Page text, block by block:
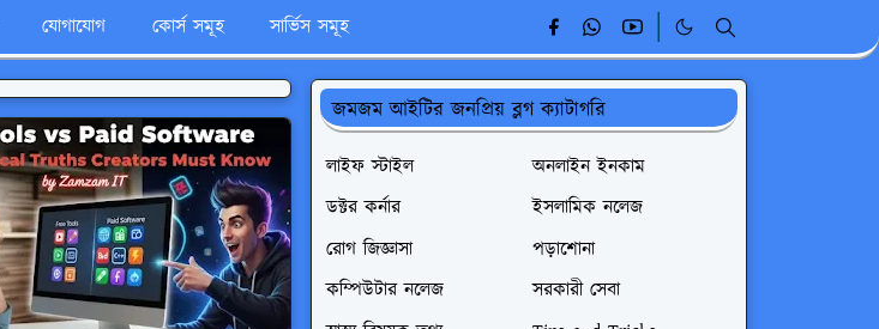
যোগাযোগ কোর্স সমূহ সার্ভিস সমূহ
জমজম আইটির জনপ্রিয় ব্লগ ক্যাটাগরি
লাইফ স্টাইল
অনলাইন ইনকাম
ডক্টর কর্নার
ইসলামিক নলেজ
রোগ জিজ্ঞাসা
পড়াশোনা
কম্পিউটার নলেজ
সরকারী সেবা